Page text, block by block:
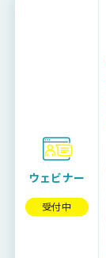
ウェビナー
受付中